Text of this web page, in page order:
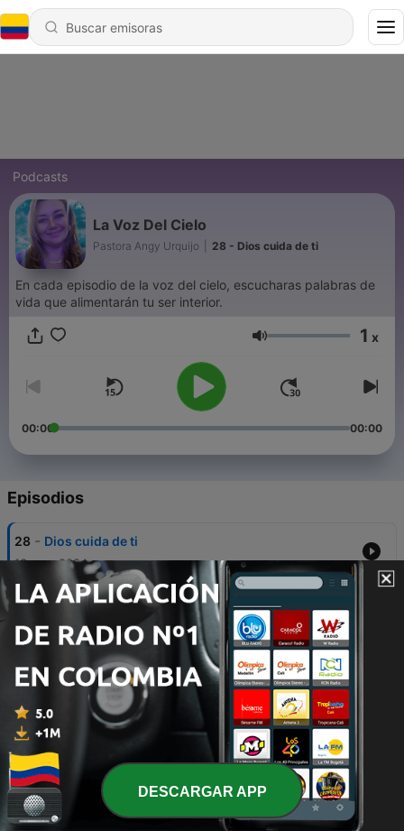
Podcasts
La Voz Del Cielo
Pastora Angy Urquijo 28 - Dios cuida de ti
En cada episodio de la voz del cielo, escucharas palabras de
vida que alimentarán tu ser interior.
Volumen 1 x
00:00 00:00
Episodios
28 - Dios cuida de ti
13 ago. 2024
27 - Habla no Temas
Pídele al Espíritu Santo que sea tu guia
31 jul. 2024
25 - El Amor de Dios
06 mayo 2024
24 - Servir a Dios trae recompensa
09 mayo 2023 DESCARGAR APP